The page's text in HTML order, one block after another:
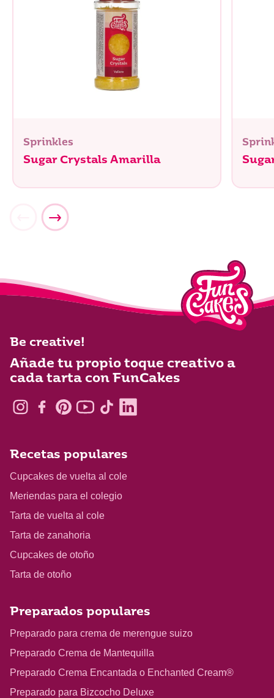
Sprinkles
Sugar Crystals Amarilla
Be creative!
Añade tu propio toque creativo a
cada tarta con FunCakes
Recetas populares
Cupcakes de vuelta al cole
Meriendas para el colegio
Tarta de vuelta al cole
Tarta de zanahoria
Cupcakes de otoño
Tarta de otoño
Preparados populares
Preparado para crema de merengue suizo
Preparado Crema de Mantequilla
Preparado Crema Encantada o Enchanted Cream®
Preparado para Bizcocho Deluxe